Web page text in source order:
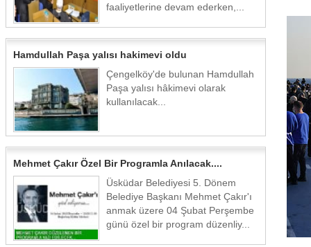
faaliyetlerine devam ederken,...
Hamdullah Paşa yalısı hakimevi oldu
Çengelköy'de bulunan Hamdullah
Paşa yalısı hâkimevi olarak
kullanılacak...
Mehmet Çakır Özel Bir Programla Anılacak....
Üsküdar Belediyesi 5. Dönem
Belediye Başkanı Mehmet Çakır'ı
anmak üzere 04 Şubat Perşembe
günü özel bir program düzenliy...